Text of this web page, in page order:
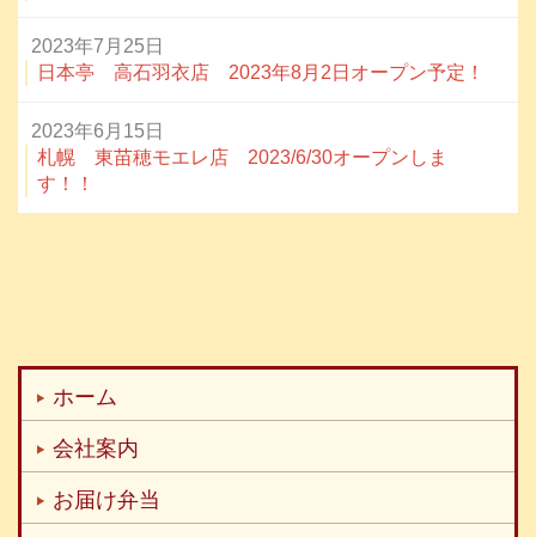
2023年7月25日
日本亭 高石羽衣店 2023年8月2日オープン予定！
2023年6月15日
札幌 東苗穂モエレ店 2023/6/30オープンしま
す！！
ホーム
会社案内
お届け弁当